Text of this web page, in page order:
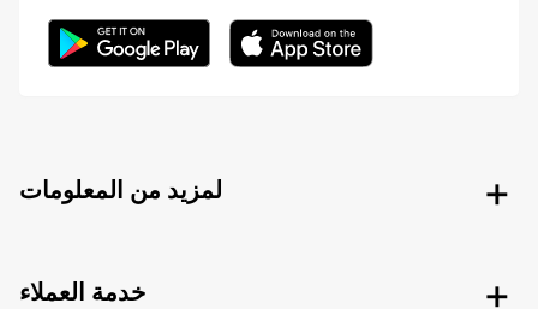
لمزيد من المعلومات
خدمة العملاء